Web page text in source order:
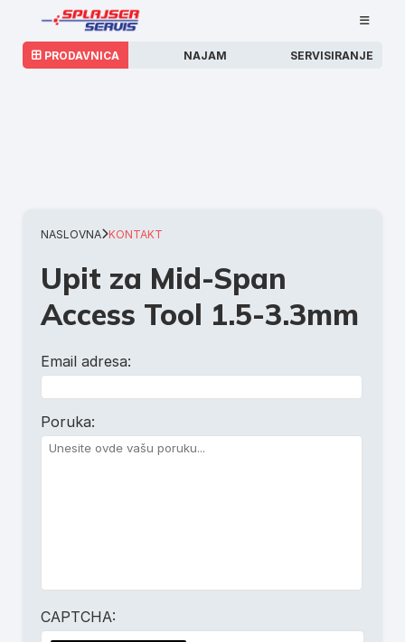
PRODAVNICA NAJAM SERVISIRANJE
NASLOVNA KONTAKT
Upit za Mid-Span
Access Tool 1.5-3.3mm
Email adresa:
Poruka:
CAPTCHA: